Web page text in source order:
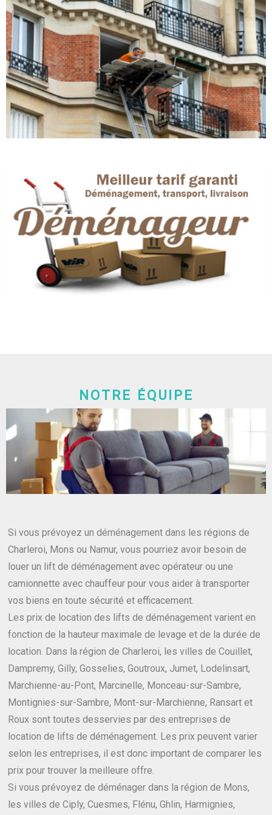
NOTRE ÉQUIPE
Si vous prévoyez un déménagement dans les régions de
Charleroi, Mons ou Namur, vous pourriez avoir besoin de
louer un lift de déménagement avec opérateur ou une
camionnette avec chauffeur pour vous aider à transporter
vos biens en toute sécurité et efficacement.
Les prix de location des lifts de déménagement varient en
fonction de la hauteur maximale de levage et de la durée de
location. Dans la région de Charleroi, les villes de Couillet,
Dampremy, Gilly, Gosselies, Goutroux, Jumet, Lodelinsart,
Marchienne-au-Pont, Marcinelle, Monceau-sur-Sambre,
Montignies-sur-Sambre, Mont-sur-Marchienne, Ransart et
Roux sont toutes desservies par des entreprises de
location de lifts de déménagement. Les prix peuvent varier
selon les entreprises, il est donc important de comparer les
prix pour trouver la meilleure offre.
Si vous prévoyez de déménager dans la région de Mons,
les villes de Ciply, Cuesmes, Flénu, Ghlin, Harmignies,